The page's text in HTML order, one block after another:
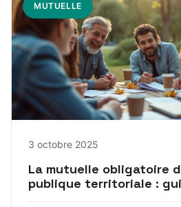
MUTUELLE
3 octobre 2025
La mutuelle obligatoire
publique territoriale :